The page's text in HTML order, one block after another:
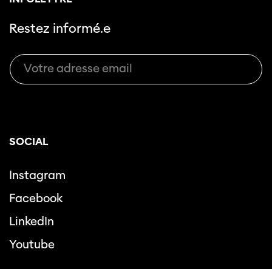
Restez informé.e
SOCIAL
Instagram
Facebook
LinkedIn
Youtube